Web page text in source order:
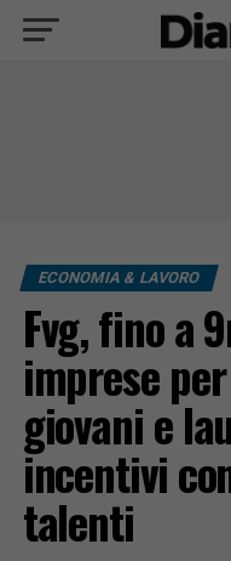
ECONOMIA & LAVORO
Fvg, fino a
imprese
giovani e
incentivi
talenti